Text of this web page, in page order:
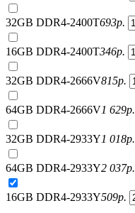
32GB DDR4-2400T693р.
16GB DDR4-2400T346р.
32GB DDR4-2666V815р.
64GB DDR4-2666V1 629р.
32GB DDR4-2933Y1 018р.
64GB DDR4-2933Y2 037р.
16GB DDR4-2933Y509р.